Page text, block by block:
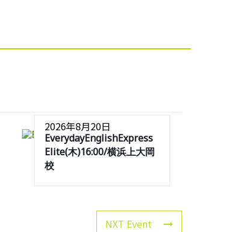
2026年8月20日
EverydayEnglishExpress
Elite(木)16:00/横浜上大岡
校
NXT Event